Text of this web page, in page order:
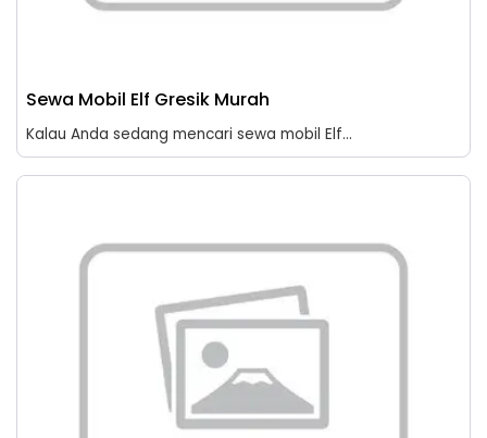
Sewa Mobil Elf Gresik Murah
Kalau Anda sedang mencari sewa mobil Elf...